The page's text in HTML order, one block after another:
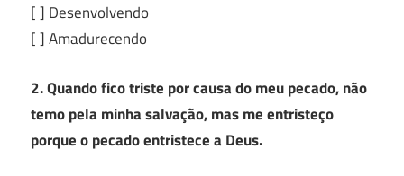
[ ] Desenvolvendo
[ ] Amadurecendo
2. Quando fico triste por causa do meu pecado, não
temo pela minha salvação, mas me entristeço
porque o pecado entristece a Deus.